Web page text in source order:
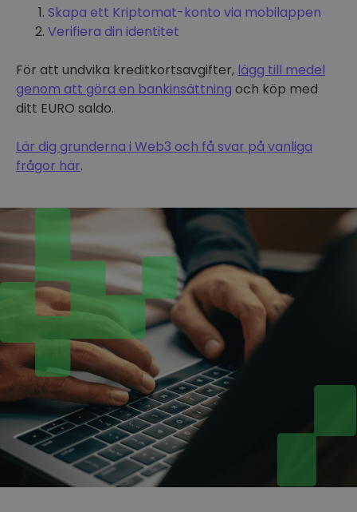
Skapa ett Kriptomat-konto via mobilappen
Verifiera din identitet
För att undvika kreditkortsavgifter, lägg till medel
genom att göra en bankinsättning och köp med
ditt EURO saldo.
Lär dig grunderna i Web3 och få svar på vanliga
frågor här.